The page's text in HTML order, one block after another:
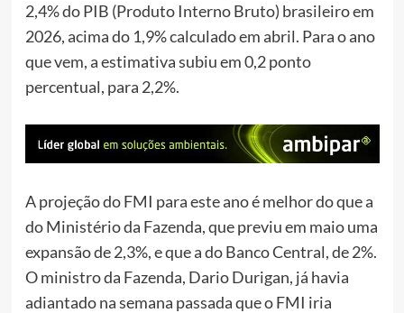
2,4% do PIB (Produto Interno Bruto) brasileiro em
2026, acima do 1,9% calculado em abril. Para o ano
que vem, a estimativa subiu em 0,2 ponto
percentual, para 2,2%.
A projeção do FMI para este ano é melhor do que a
do Ministério da Fazenda, que previu em maio uma
expansão de 2,3%, e que a do Banco Central, de 2%.
O ministro da Fazenda, Dario Durigan, já havia
adiantado na semana passada que o FMI iria